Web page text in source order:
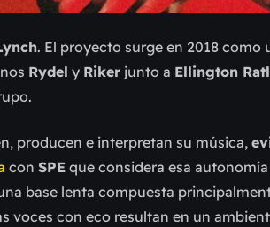
. El proyecto surge en 2018 como
Rydel y Riker junto a Ellington
producen e interpretan su música,
con SPE que considera esa
base lenta compuesta
voces con eco resultan en un